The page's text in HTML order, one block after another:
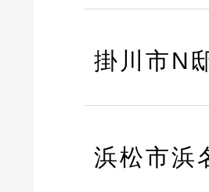
掛川市N
浜松市浜